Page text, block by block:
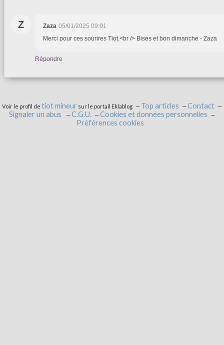
Z Zaza 05/01/2025 09:01
Merci pour ces sourires Tiot.<br /> Bises et bon dimanche - Zaza
Répondre
Voir le profil de tiot mineur sur le portail Eklablog Top articles
Contact
Signaler un abus
C.G.U.
Cookies et données personnelles
Préférences cookies